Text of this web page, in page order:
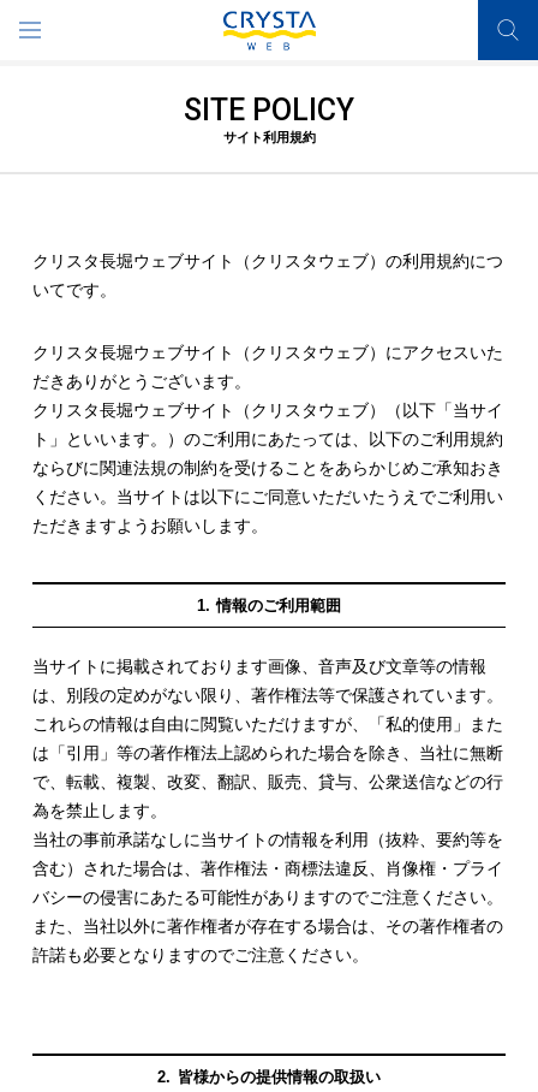
SITE POLICY
サイト利用規約
クリスタ長堀ウェブサイト（クリスタウェブ）の利用規約につ
いてです。
クリスタ長堀ウェブサイト（クリスタウェブ）にアクセスいた
だきありがとうございます。
クリスタ長堀ウェブサイト（クリスタウェブ）（以下「当サイ
ト」といいます。）のご利用にあたっては、以下のご利用規約
ならびに関連法規の制約を受けることをあらかじめご承知おき
ください。当サイトは以下にご同意いただいたうえでご利用い
ただきますようお願いします。
情報のご利用範囲
当サイトに掲載されております画像、音声及び文章等の情報
は、別段の定めがない限り、著作権法等で保護されています。
これらの情報は自由に閲覧いただけますが、「私的使用」また
は「引用」等の著作権法上認められた場合を除き、当社に無断
で、転載、複製、改変、翻訳、販売、貸与、公衆送信などの行
為を禁止します。
当社の事前承諾なしに当サイトの情報を利用（抜粋、要約等を
含む）された場合は、著作権法・商標法違反、肖像権・プライ
バシーの侵害にあたる可能性がありますのでご注意ください。
また、当社以外に著作権者が存在する場合は、その著作権者の
許諾も必要となりますのでご注意ください。
皆様からの提供情報の取扱い